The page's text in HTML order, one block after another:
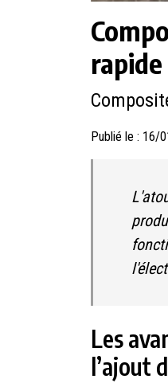
Publié le : 16/
Les
l’ajout